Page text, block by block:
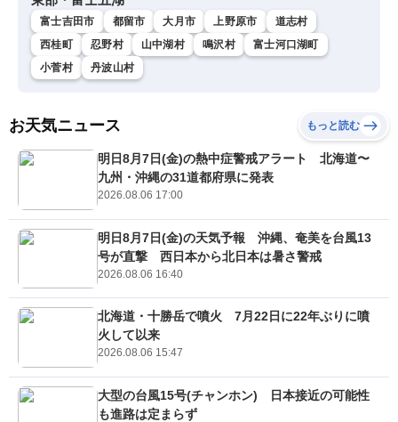
富士吉田市 都留市 大月市 上野原市
道志村
西桂町
忍野村 山中湖村 鳴沢村
富士河口湖町
小菅村
丹波山村
お天気ニュース もっと読む
明日8月7日(金)の熱中症警戒アラート 北海道〜
九州・沖縄の31道都府県に発表
2026.08.06 17:00
明日8月7日(金)の天気予報 沖縄、奄美を台風13
号が直撃 西日本から北日本は暑さ警戒
2026.08.06 16:40
北海道・十勝岳で噴火 7月22日に22年ぶりに噴
火して以来
2026.08.06 15:47
大型の台風15号(チャンホン) 日本接近の可能性
も進路は定まらず